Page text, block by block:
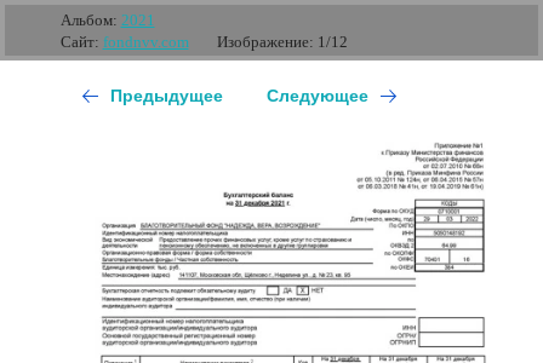
Альбом: 2021
Сайт: fondnvv.com Изображение: 1/12
Предыдущее Следующее